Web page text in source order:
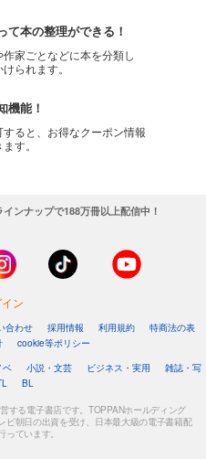
て本の整理ができる！
作家ごとなどに本を分類し
られます。
機能！
ると、お得なクーポン情報
す。
ンナップで188万冊以上配信中！
ン
合わせ 採用情報 利用規約
特商法の表
cookie等ポリシー
ベ 小説・文芸 ビジネス・実用
雑誌・写
BL
する電子書店です。TOPPANホールディング
ビ朝日の出資を受け、日本最大級の電子書籍配
ています。